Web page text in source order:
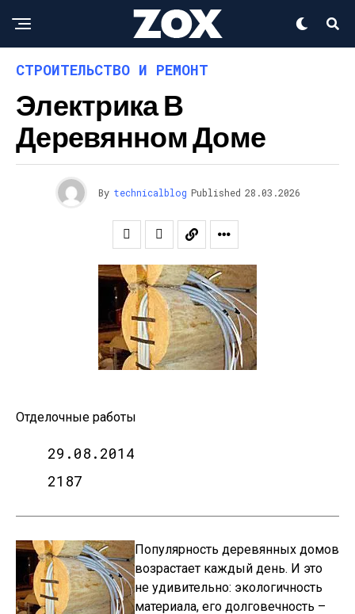
СТРОИТЕЛЬСТВО И РЕМОНТ
Электрика В
Деревянном Доме
By technicalblog Published 28.03.2026
Отделочные работы
29.08.2014
2187
Популярность деревянных домов
возрастает каждый день. И это
не удивительно: экологичность
материала, его долговечность –